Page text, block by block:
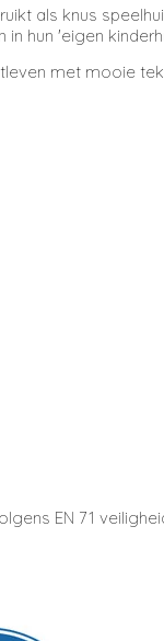
als knus
hun 'eigen
met mooie
EN 71